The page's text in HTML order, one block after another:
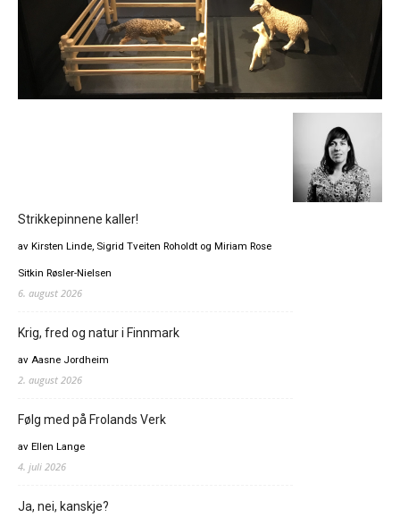
Strikkepinnene kaller!
av Kirsten Linde, Sigrid Tveiten Roholdt og Miriam Rose
Sitkin Røsler-Nielsen
6. august 2026
Krig, fred og natur i Finnmark
av Aasne Jordheim
2. august 2026
Følg med på Frolands Verk
av Ellen Lange
4. juli 2026
Ja, nei, kanskje?